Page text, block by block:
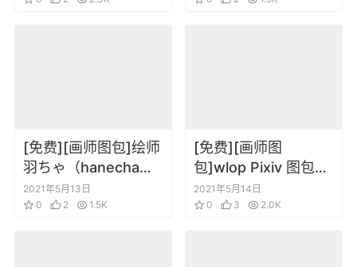
[免费][画师图包]绘师
羽ちゃ（hanecha）
Pixiv 图包202105
2021年5月13日
0
2 1.5K
[免费][画师图
包]wlop Pixiv 图包
202105
2021年5月14日
0
3 2.0K